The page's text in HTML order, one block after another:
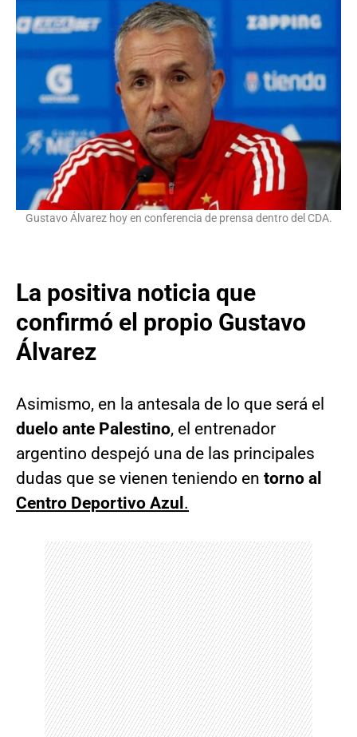
Gustavo Álvarez hoy en conferencia de prensa dentro del CDA.
La positiva noticia que
confirmó el propio Gustavo
Álvarez
Asimismo, en la antesala de lo que será el
duelo ante Palestino, el entrenador
argentino despejó una de las principales
dudas que se vienen teniendo en torno al
Centro Deportivo Azul .